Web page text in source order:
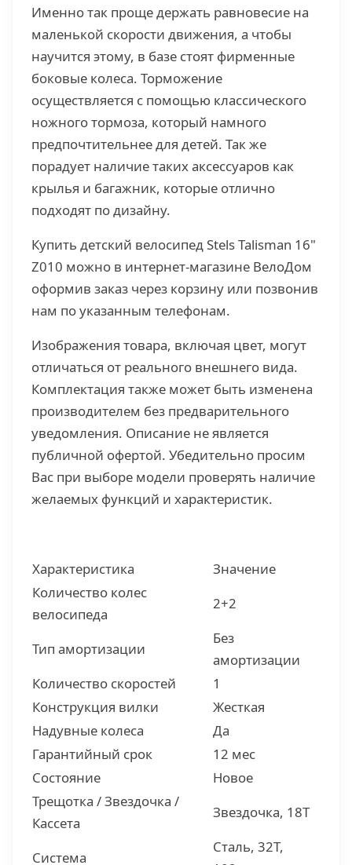
Именно так проще держать равновесие на
маленькой скорости движения, а чтобы
научится этому, в базе стоят фирменные
боковые колеса. Торможение
осуществляется с помощью классического
ножного тормоза, который намного
предпочтительнее для детей. Так же
порадует наличие таких аксессуаров как
крылья и багажник, которые отлично
подходят по дизайну.
Купить детский велосипед Stels Talisman 16"
Z010 можно в интернет-магазине ВелоДом
оформив заказ через корзину или позвонив
нам по указанным телефонам.
Изображения товара, включая цвет, могут
отличаться от реального внешнего вида.
Комплектация также может быть изменена
производителем без предварительного
уведомления. Описание не является
публичной офертой. Убедительно просим
Вас при выборе модели проверять наличие
желаемых функций и характеристик.
Характеристика
Значение
Количество колес
велосипеда
2+2
Тип амортизации
Без
амортизации
Количество скоростей
1
Конструкция вилки
Жесткая
Надувные колеса
Да
Гарантийный срок
12 мес
Состояние
Новое
Трещотка / Звездочка /
Кассета
Звездочка, 18Т
Система
Сталь, 32Т,